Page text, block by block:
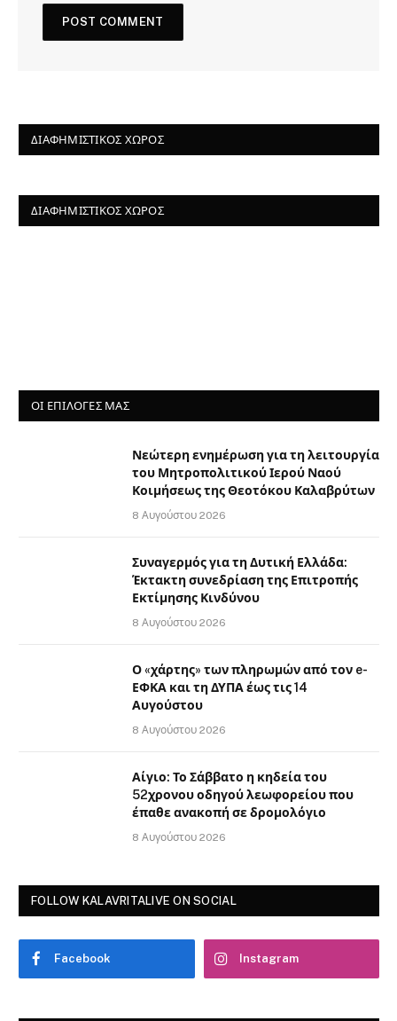
ΔΙΑΦΗΜΙΣΤΙΚΌΣ ΧΏΡΟΣ
ΔΙΑΦΗΜΙΣΤΙΚΌΣ ΧΏΡΟΣ
ΟΙ ΕΠΙΛΟΓΈΣ ΜΑΣ
Νεώτερη ενημέρωση για τη λειτουργία
του Μητροπολιτικού Ιερού Ναού
Κοιμήσεως της Θεοτόκου Καλαβρύτων
8 Αυγούστου 2026
Συναγερμός για τη Δυτική Ελλάδα:
Έκτακτη συνεδρίαση της Επιτροπής
Εκτίμησης Κινδύνου
8 Αυγούστου 2026
Ο «χάρτης» των πληρωμών από τον e-
ΕΦΚΑ και τη ΔΥΠΑ έως τις 14
Αυγούστου
8 Αυγούστου 2026
Αίγιο: Το Σάββατο η κηδεία του
52χρονου οδηγού λεωφορείου που
έπαθε ανακοπή σε δρομολόγιο
8 Αυγούστου 2026
FOLLOW KALAVRITALIVE ON SOCIAL
Facebook Instagram